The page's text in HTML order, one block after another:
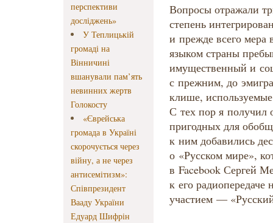
перспективи
досліджень»
У Теплицькій
громаді на
Вінничині
вшанували пам’ять
невинних жертв
Голокосту
«Єврейська
громада в Україні
скорочується через
війну, а не через
антисемітизм»:
Співпрезидент
Вааду України
Едуард Шифрін
Вопросы отражали
степень
и прежде всего мера
языком страны
имущественный и
с прежним, до
клише,
С тех пор я получил
пригодных для
к ним добавились
о «Русском мире»,
в Facebook Сергей
к его
участием —